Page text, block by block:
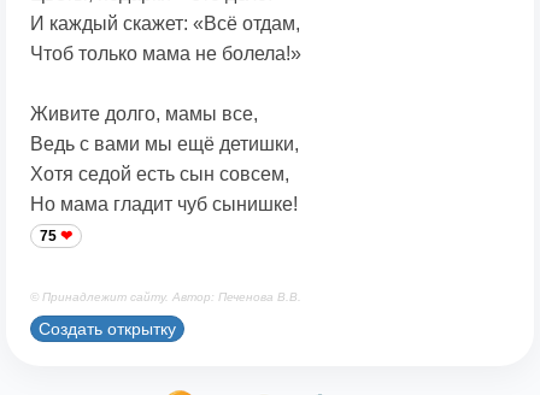
И каждый скажет: «Всё отдам,
Чтоб только мама не болела!»
Живите долго, мамы все,
Ведь с вами мы ещё детишки,
Хотя седой есть сын совсем,
Но мама гладит чуб сынишке!
75
© Принадлежит сайту. Автор: Печенова В.В.
Создать открытку